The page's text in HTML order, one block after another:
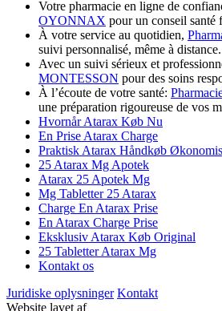
Votre pharmacie en ligne de
OYONNAX pour un conseil santé
À votre service au quotidien,
suivi personnalisé, même à distance.
Avec un suivi sérieux et
MONTESSON pour des soins
À l’écoute de votre santé:
une préparation rigoureuse de vos
Hvornår Atarax Køb Nu
En Prise Atarax Charge
Praktisk Atarax Håndkøb
25 Atarax Mg Apotek
Atarax 25 Apotek Mg
Mg Tabletter 25 Atarax
Charge En Atarax Prise
En Atarax Charge Prise
Eksklusiv Atarax Køb Original
25 Tabletter Atarax Mg
Kontakt os
Juridiske oplysninger Kontakt
Website lavet af